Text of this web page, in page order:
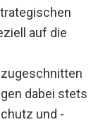
auf die
dabei stets
und -